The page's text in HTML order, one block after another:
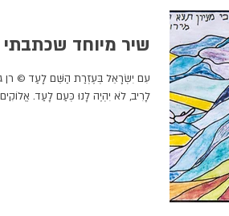
שיר מיוחד שכתבתי
עִם יִשְׂרָאֵל בְּעֶזְרַת הַשֵּׁם לָעַד © רן
לָרִיב, לֹא יִהְיֶה לָנוּ כְּעַם לָעַד.